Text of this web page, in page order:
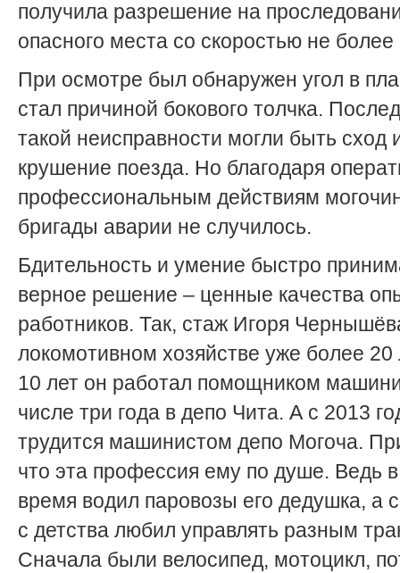
получила разрешение на
опасного места со скоростью не более
При осмотре был обнаружен угол в
стал причиной бокового толчка.
такой неисправности могли быть сход
крушение поезда. Но благодаря
профессиональным дей­ствиям
бригады аварии не случилось.
Бдительность и умение быстро
верное решение – ценные качества
работников. Так, стаж Игоря
локомотивном хозяйстве уже более 20
10 лет он работал помощником
числе три года в депо Чита. А с 2013
трудится машинистом депо Могоча.
что эта профессия ему по душе. Ведь
время водил паровозы его дедушка, а
с детства любил управлять разным
Сначала были велосипед, мотоцикл,